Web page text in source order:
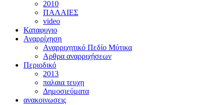
2010
ΠΑΛΑΙΕΣ
video
Καταφυγιο
Αναρρίχηση
Αναρριχητικό Πεδίο Μύτικα
Αρθρα αναρριχήσεων
Περιοδικό
2013
παλαια τευχη
Δημοσιεύματα
ανακοινωσεις